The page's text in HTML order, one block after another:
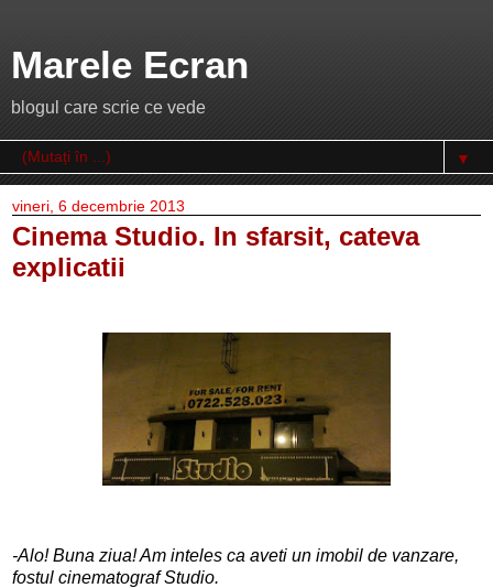
Marele Ecran
blogul care scrie ce vede
▼
vineri, 6 decembrie 2013
Cinema Studio. In sfarsit, cateva
explicatii
-Alo! Buna ziua! Am inteles ca aveti un imobil de vanzare,
fostul cinematograf Studio.